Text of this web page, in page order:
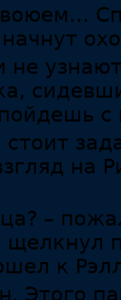
не
с
на
–
щелкнул
к
Этого